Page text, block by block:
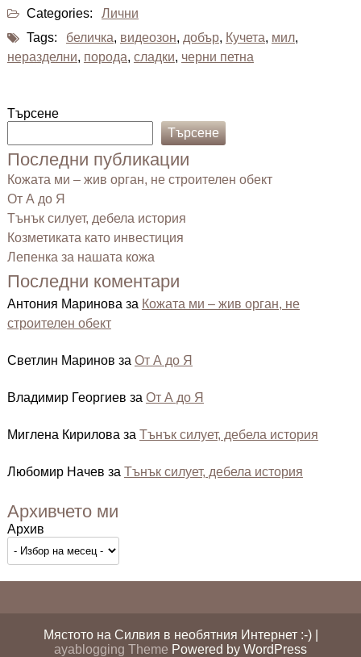
Categories:
Лични
Tags:
беличка, видеозон, добър, Кучета, мил,
неразделни, порода, сладки, черни петна
Търсене
Търсене
Последни публикации
Кожата ми – жив орган, не строителен обект
От А до Я
Тънък силует, дебела история
Козметиката като инвестиция
Лепенка за нашата кожа
Последни коментари
Антония Маринова за Кожата ми – жив орган, не
строителен обект
Светлин Маринов за От А до Я
Владимир Георгиев за От А до Я
Миглена Кирилова за Тънък силует, дебела история
Любомир Начев за Тънък силует, дебела история
Архивчето ми
Архив
Мястото на Силвия в необятния Интернет :-) |
ayablogging Theme Powered by WordPress